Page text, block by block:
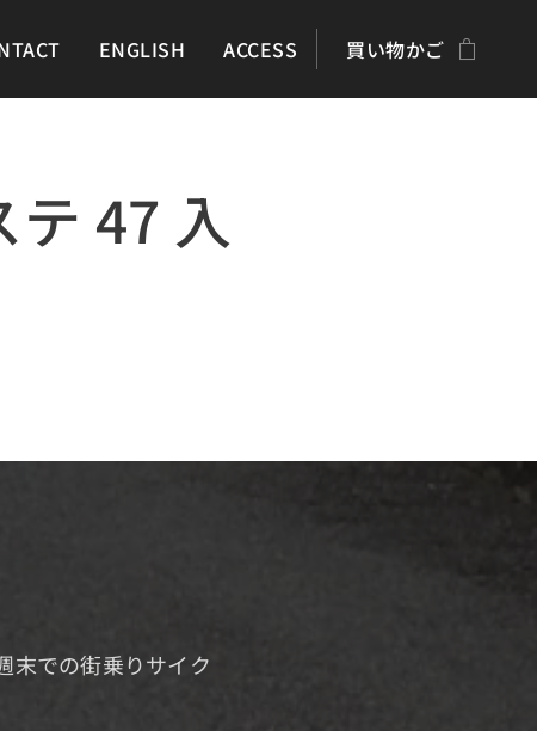
ENGLISH ACCESS 買い物かご
47 入
末での街乗りサイク